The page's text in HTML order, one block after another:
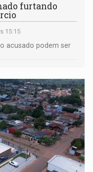
furtando
15:15
acusado podem ser